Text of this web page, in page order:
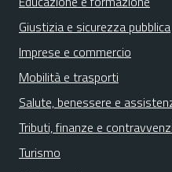
Giustizia e sicurezza pubblica
Imprese e commercio
Mobilità e trasporti
Salute, benessere e
Tributi, finanze e
Turismo